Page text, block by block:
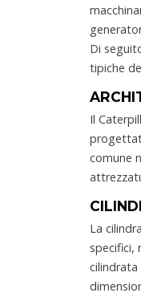
Di
tipiche
Il
comune
La
specifici,